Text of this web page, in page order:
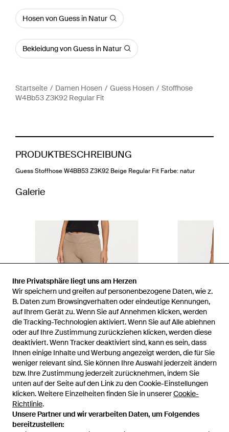
Ihre Privatsphäre liegt uns am Herzen
Wir speichern und greifen auf personenbezogene Daten, wie z.
B. Daten zum Browsingverhalten oder eindeutige Kennungen,
auf Ihrem Gerät zu. Wenn Sie auf Annehmen klicken, werden
die Tracking-Technologien aktiviert. Wenn Sie auf Alle ablehnen
oder auf Ihre Zustimmung zurückziehen klicken, werden diese
deaktiviert. Wenn Tracker deaktiviert sind, kann es sein, dass
Ihnen einige Inhalte und Werbung angezeigt werden, die für Sie
weniger relevant sind. Sie können Ihre Auswahl jederzeit ändern
bzw. Ihre Zustimmung jederzeit zurücknehmen, indem Sie
unten auf der Seite auf den Link zu den Cookie-Einstellungen
klicken. Weitere Einzelheiten finden Sie in unsererCookie-
Richtlinie.
Unsere Partner und wir verarbeiten Daten, um Folgendes
bereitzustellen:
Hosen von Guess in Natur
Bekleidung von Guess in Natur
Startseite Damen Hosen Guess Hosen
Stoffhose
W4Bb53 Z3K92 Regular Fit
PRODUKTBESCHREIBUNG
Guess Stoffhose W4BB53 Z3K92 Beige Regular Fit Farbe: natur
Galerie
4
Zuvor verkauft bei: